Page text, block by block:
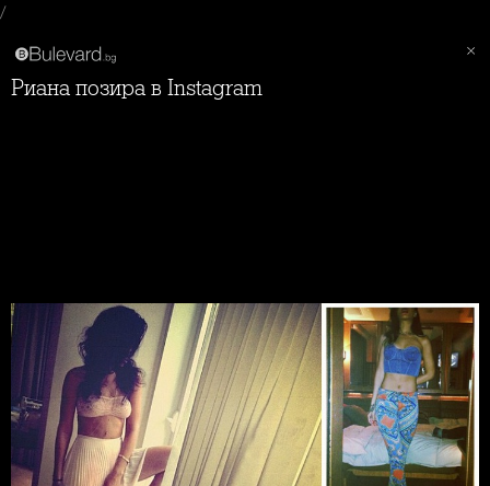
/
Риана позира в Instagram